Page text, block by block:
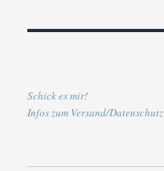
Schick es mir!
Infos zum Versand/Datenschutz